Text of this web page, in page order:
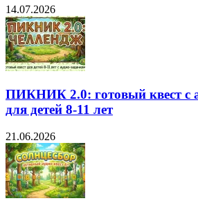
14.07.2026
ПИКНИК 2.0: готовый квест с
для детей 8-11 лет
21.06.2026